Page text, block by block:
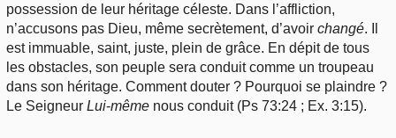
possession de leur héritage céleste. Dans l’affliction,
n’accusons pas Dieu, même secrètement, d’avoir changé. Il
est immuable, saint, juste, plein de grâce. En dépit de tous
les obstacles, son peuple sera conduit comme un troupeau
dans son héritage. Comment douter ? Pourquoi se plaindre ?
Le Seigneur Lui-même nous conduit (Ps 73:24 ; Ex. 3:15).